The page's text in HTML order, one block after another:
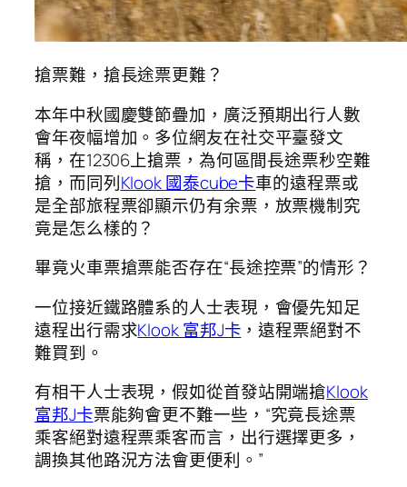
搶票難，搶長途票更難？
本年中秋國慶雙節疊加，廣泛預期出行人數
會年夜幅增加。多位網友在社交平臺發文
稱，在12306上搶票，為何區間長途票秒空難
搶，而同列Klook 國泰cube卡車的遠程票或
是全部旅程票卻顯示仍有余票，放票機制究
竟是怎么樣的？
畢竟火車票搶票能否存在“長途控票”的情形？
一位接近鐵路體系的人士表現，會優先知足
遠程出行需求Klook 富邦J卡 ，遠程票絕對不
難買到。
有相干人士表現，假如從首發站開端搶Klook
富邦J卡票能夠會更不難一些，“究竟長途票
乘客絕對遠程票乘客而言，出行選擇更多，
調換其他路況方法會更便利。”